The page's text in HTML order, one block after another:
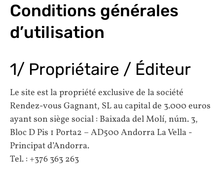
Conditions générales
d’utilisation
1/ Propriétaire / Éditeur
Le site est la propriété exclusive de la société
Rendez-vous Gagnant, SL au capital de 3.000 euros
ayant son siège social : Baixada del Molí, núm. 3,
Bloc D Pis 1 Porta2 – AD500 Andorra La Vella -
Principat d’Andorra.
Tel. : +376 363 263